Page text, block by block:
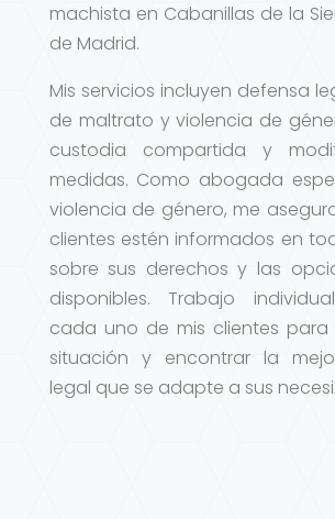
machista en Cabanillas de la
de Madrid.
Mis servicios incluyen defensa
de maltrato y violencia de
custodia compartida y
medidas. Como abogada
violencia de género, me
clientes estén informados en
sobre sus derechos y las
disponibles. Trabajo
cada uno de mis clientes para
situación y encontrar la
legal que se adapte a sus